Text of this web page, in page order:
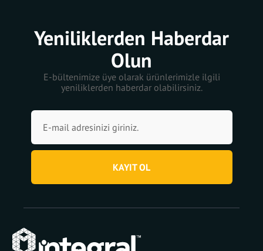
Yeniliklerden Haberdar
Olun
E-bültenimize üye olarak ürünlerimizle ilgili
yeniliklerden haberdar olabilirsiniz.
KAYIT OL